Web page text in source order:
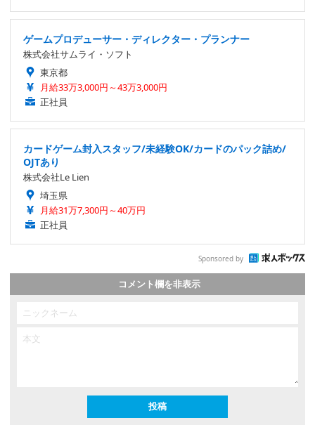
ゲームプロデューサー・ディレクター・プランナー
株式会社サムライ・ソフト
東京都
月給33万3,000円～43万3,000円
正社員
カードゲーム封入スタッフ/未経験OK/カードのパック詰め/
OJTあり
株式会社Le Lien
埼玉県
月給31万7,300円～40万円
正社員
Sponsored by
コメント欄を非表示